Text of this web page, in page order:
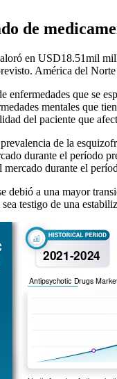
de
en USD18.51mil
América del
que se
mentales que
del paciente que
de la
durante el período
durante el
a una mayor
testigo de una